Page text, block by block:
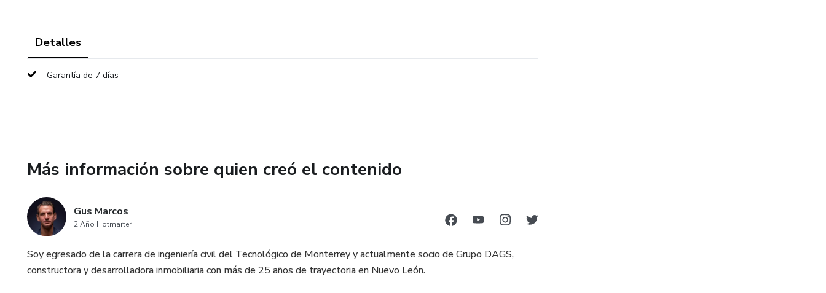
Detalles
Garantía de 7 días
Más información sobre quien creó el contenido
Gus Marcos
2 Año Hotmarter
Soy egresado de la carrera de ingeniería civil del Tecnológico de Monterrey y actualmente socio de Grupo DAGS,
constructora y desarrolladora inmobiliaria con más de 25 años de trayectoria en Nuevo León.